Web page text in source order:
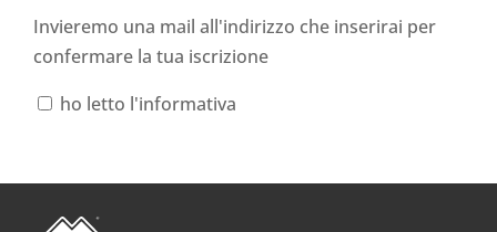
Invieremo una mail all'indirizzo che inserirai per
confermare la tua iscrizione
ho letto l'informativa